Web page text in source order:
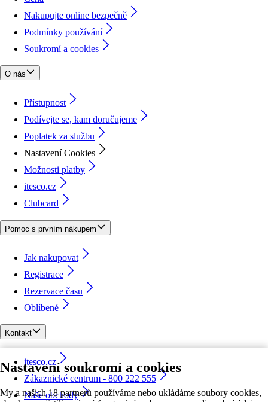
Nastavení soukromí a cookies
My a našich 18 partnerů používáme nebo ukládáme soubory cookies,
Nakupujte online bezpečně
Podmínky používání
Soukromí a cookies
O nás
Přístupnost
Podívejte se, kam doručujeme
Poplatek za službu
Nastavení Cookies
Možnosti platby
itesco.cz
Clubcard
Pomoc s prvním nákupem
Jak nakupovat
Registrace
Rezervace času
Oblíbené
Kontakt
itesco.cz
Zákaznické centrum - 800 222 555
Naše obchody